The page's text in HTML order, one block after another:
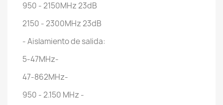
950 - 2150MHz 23dB
2150 - 2300MHz 23dB
- Aislamiento de salida:
5-47MHz-
47-862MHz-
950 - 2.150 MHz -